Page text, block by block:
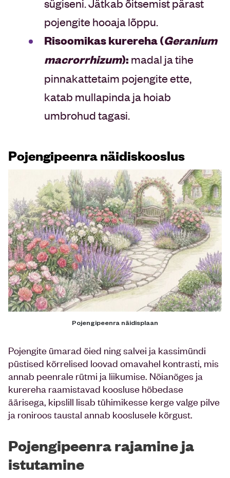
sügiseni. Jätkab õitsemist pärast
pojengite hooaja lõppu.
Risoomikas kurereha (Geranium
macrorrhizum): madal ja tihe
pinnakattetaim pojengite ette,
katab mullapinda ja hoiab
umbrohud tagasi.
Pojengipeenra näidiskooslus
Pojengipeenra näidisplaan
Pojengite ümarad õied ning salvei ja kassimündi
püstised kõrrelised loovad omavahel kontrasti, mis
annab peenrale rütmi ja liikumise. Nõianõges ja
kurereha raamistavad koosluse hõbedase
äärisega, kipslill lisab tühimikesse kerge valge pilve
ja roniroos taustal annab kooslusele kõrgust.
Pojengipeenra rajamine ja
istutamine